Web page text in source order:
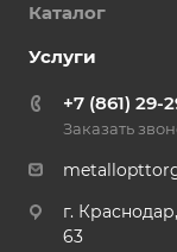
Каталог
Услуги
+7 (861) 29-
Заказать
г.
63